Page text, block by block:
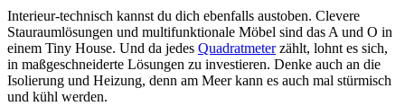
Interieur-technisch kannst du dich ebenfalls austoben. Clevere
Stauraumlösungen und multifunktionale Möbel sind das A und O in
einem Tiny House. Und da jedes Quadratmeterzählt, lohnt es sich,
in maßgeschneiderte Lösungen zu investieren. Denke auch an die
Isolierung und Heizung, denn am Meer kann es auch mal stürmisch
und kühl werden.